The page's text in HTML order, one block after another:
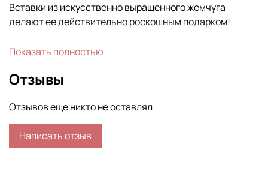
Вставки из искусственно выращенного жемчуга
делают ее действительно роскошным подарком!
Размер: 3,7*3 см.
Показать полностью
Отзывы
Отзывов еще никто не оставлял
Написать отзыв